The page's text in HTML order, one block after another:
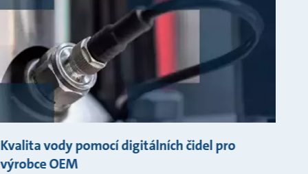
Kvalita vody pomocí digitálních čidel pro
výrobce OEM